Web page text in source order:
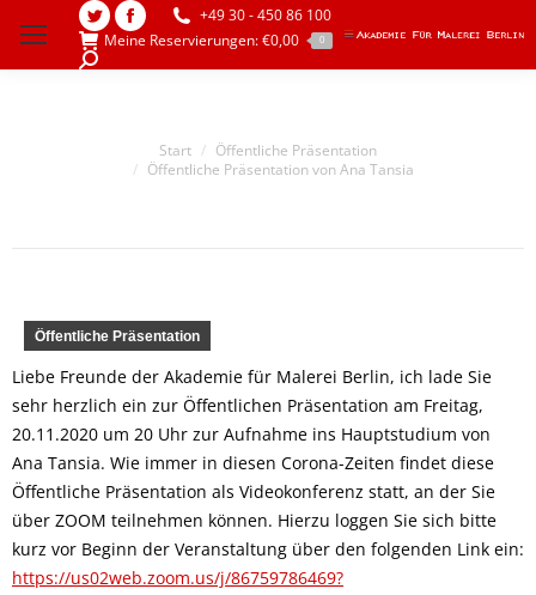
Twitter
page
Facebook
new
+49 30 - 450 86 100
Meine Reservierungen:€0,00 0
Search:
Sie befinden sich hier:
Start
Öffentliche Präsentation
Öffentliche Präsentation von Ana Tansia
Öffentliche Präsentation
Liebe Freunde der Akademie für Malerei Berlin, ich lade Sie
sehr herzlich ein zur Öffentlichen Präsentation am Freitag,
20.11.2020 um 20 Uhr zur Aufnahme ins Hauptstudium von
Ana Tansia. Wie immer in diesen Corona-Zeiten findet diese
Öffentliche Präsentation als Videokonferenz statt, an der Sie
über ZOOM teilnehmen können. Hierzu loggen Sie sich bitte
kurz vor Beginn der Veranstaltung über den folgenden Link ein:
https://us02web.zoom.us/j/86759786469?